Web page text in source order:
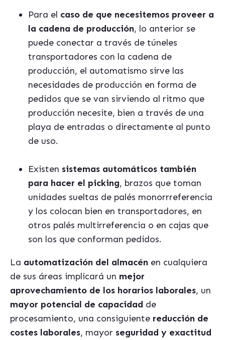
Para el caso de que necesitemos proveer a
la cadena de producción, lo anterior se
puede conectar a través de túneles
transportadores con la cadena de
producción, el automatismo sirve las
necesidades de producción en forma de
pedidos que se van sirviendo al ritmo que
producción necesite, bien a través de una
playa de entradas o directamente al punto
de uso.
Existen sistemas automáticos también
para hacer el picking, brazos que toman
unidades sueltas de palés monorrreferencia
y los colocan bien en transportadores, en
otros palés multirreferencia o en cajas que
son los que conforman pedidos.
La automatización del almacén en cualquiera
de sus áreas implicará un mejor
aprovechamiento de los horarios laborales, un
mayor potencial de capacidad de
procesamiento, una consiguiente reducción de
costes laborales, mayor seguridad y exactitud